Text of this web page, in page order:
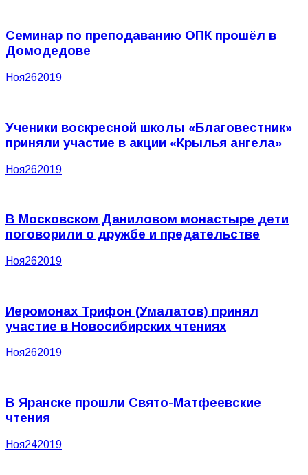
Семинар по преподаванию ОПК прошёл в
Домодедове
Ноя262019
Ученики воскресной школы «Благовестник»
приняли участие в акции «Крылья ангела»
Ноя262019
В Московском Даниловом монастыре дети
поговорили о дружбе и предательстве
Ноя262019
Иеромонах Трифон (Умалатов) принял
участие в Новосибирских чтениях
Ноя262019
В Яранске прошли Свято-Матфеевские
чтения
Ноя242019